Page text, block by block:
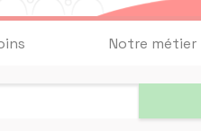
Notre métier